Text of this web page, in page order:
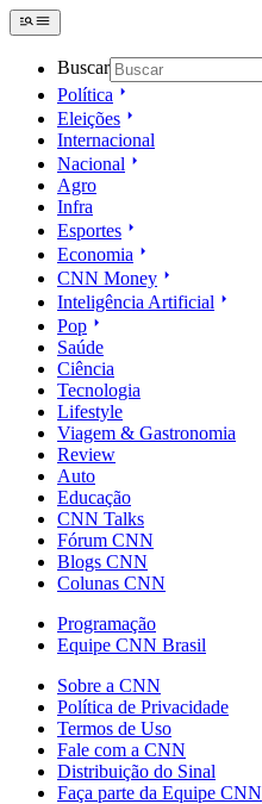
Buscar
Política
Eleições
Internacional
Nacional
Agro
Infra
Esportes
Economia
CNN Money
Inteligência Artificial
Pop
Saúde
Ciência
Tecnologia
Lifestyle
Viagem & Gastronomia
Review
Auto
Educação
CNN Talks
Fórum CNN
Blogs CNN
Colunas CNN
Programação
Equipe CNN Brasil
Sobre a CNN
Política de Privacidade
Termos de Uso
Fale com a CNN
Distribuição do Sinal
Faça parte da Equipe CNN